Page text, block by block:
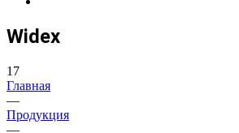
Widex
17
Главная
—
Продукция
—